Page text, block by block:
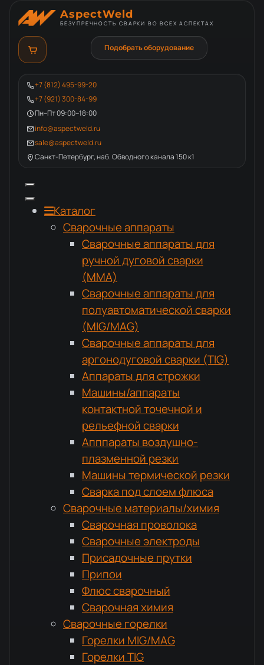
AspectWeld
БЕЗУПРЕЧНОСТЬ СВАРКИ ВО ВСЕХ АСПЕКТАХ
+7 (812) 495-99-20
+7 (921) 300-84-99
Пн–Пт 09:00–18:00
info@aspectweld.ru
sale@aspectweld.ru
Санкт-Петербург, наб. Обводного канала 150 к1
Подобрать оборудование
Каталог
Сварочные аппараты
Сварочные аппараты для
ручной дуговой сварки
(MMA)
Сварочные аппараты для
полуавтоматической сварки
(MIG/MAG)
Сварочные аппараты для
аргонодуговой сварки (TIG)
Аппараты для строжки
Машины/аппараты
контактной точечной и
рельефной сварки
Апппараты воздушно-
плазменной резки
Машины термической резки
Сварка под слоем флюса
Сварочные материалы/химия
Сварочная проволока
Сварочные электроды
Присадочные прутки
Припои
Флюс сварочный
Сварочная химия
Сварочные горелки
Горелки MIG/MAG
Горелки TIG